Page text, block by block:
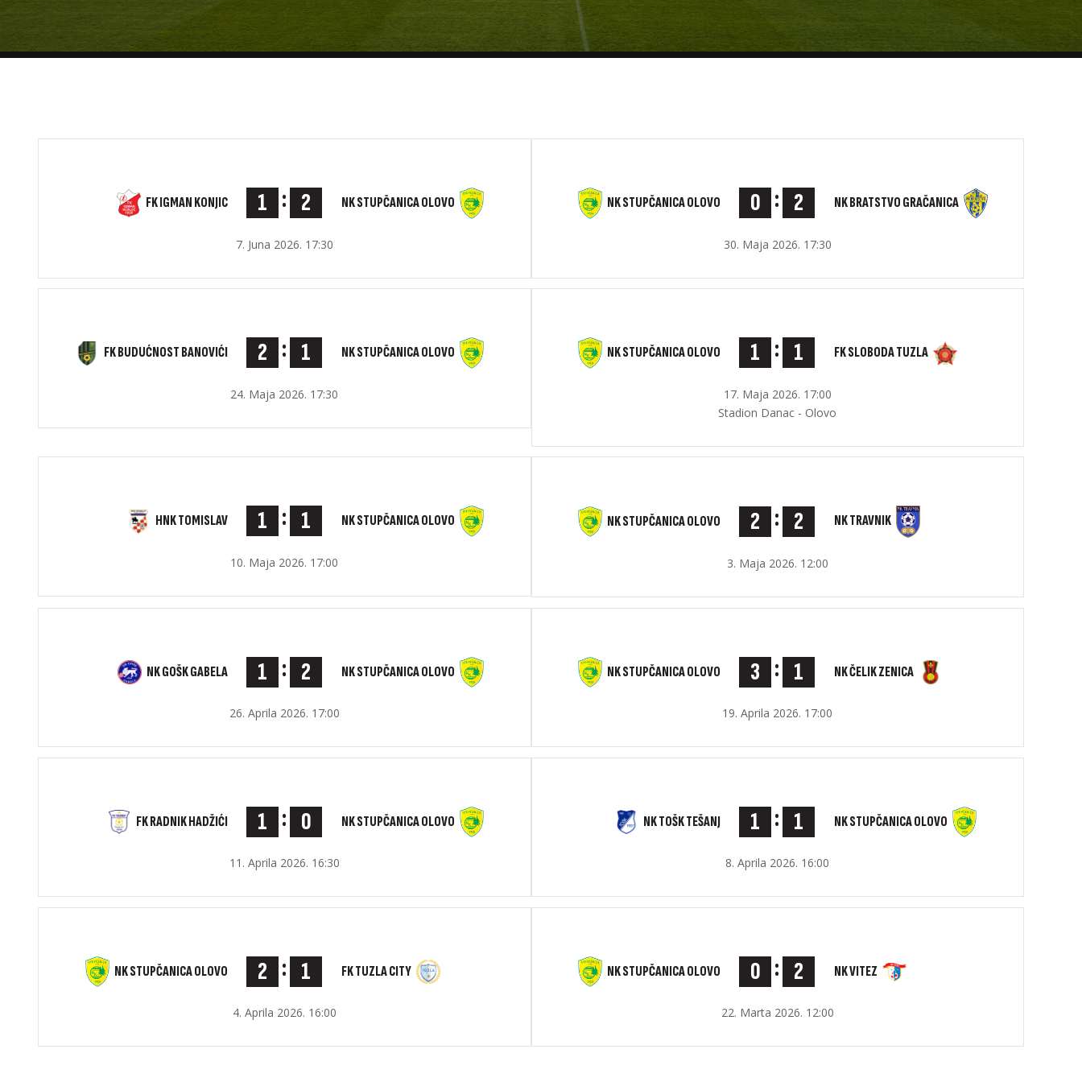
FK IGMAN KONJIC 1 : 2 NK STUPČANICA OLOVO
7. Juna 2026. 17:30
NK STUPČANICA OLOVO 0 : 2 NK BRATSTVO GRAČANICA
30. Maja 2026. 17:30
FK BUDUĆNOST BANOVIĆI 2 : 1 NK STUPČANICA OLOVO
24. Maja 2026. 17:30
NK STUPČANICA OLOVO 1 : 1 FK SLOBODA TUZLA
17. Maja 2026. 17:00
Stadion Danac - Olovo
HNK TOMISLAV 1 : 1 NK STUPČANICA OLOVO
10. Maja 2026. 17:00
NK STUPČANICA OLOVO 2 : 2 NK TRAVNIK
3. Maja 2026. 12:00
NK GOŠK GABELA 1 : 2 NK STUPČANICA OLOVO
26. Aprila 2026. 17:00
NK STUPČANICA OLOVO 3 : 1 NK ČELIK ZENICA
19. Aprila 2026. 17:00
FK RADNIK HADŽIĆI 1 : 0 NK STUPČANICA OLOVO
11. Aprila 2026. 16:30
NK TOŠK TEŠANJ 1 : 1 NK STUPČANICA OLOVO
8. Aprila 2026. 16:00
NK STUPČANICA OLOVO 2 : 1 FK TUZLA CITY
4. Aprila 2026. 16:00
NK STUPČANICA OLOVO 0 : 2 NK VITEZ
22. Marta 2026. 12:00